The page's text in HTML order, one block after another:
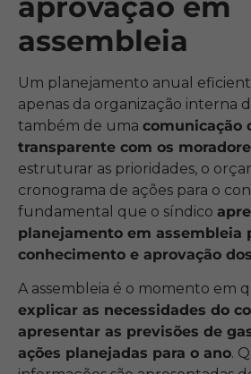
assembleia
Um planejamento anual
apenas da organização interna
também de uma comunicação
transparente com os
estruturar as prioridades, o
cronograma de ações para o
fundamental que o síndico
planejamento em assembleia
conhecimento e aprovação
A assembleia é o momento em
explicar as necessidades do
apresentar as previsões de
ações planejadas para o ano.